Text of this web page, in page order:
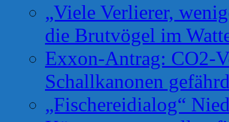
„Viele Verlierer,
die Brutvögel im
Exxon-Antrag: CO2-
Schallkanonen
„Fischereidialog“